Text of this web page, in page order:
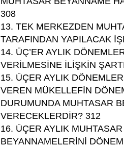
308
13. TEK MERKEZDEN
TARAFINDAN YAPILACAK
14. ÜÇ’ER AYLIK
VERİLMESİNE İLİŞKİN
15. ÜÇER AYLIK
VEREN MÜKELLEFİN
DURUMUNDA MUHTASAR
VERECEKLERDİR? 312
16. ÜÇER AYLIK
BEYANNAMELERİNİ